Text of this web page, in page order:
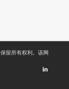
留所有权利。该网